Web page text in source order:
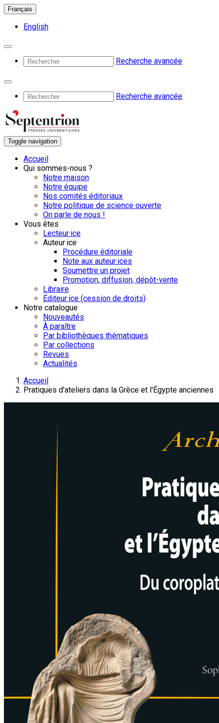
Français
English
Recherche avancée
Recherche avancée
Toggle navigation
Accueil
Qui sommes-nous ?
Notre maison
Notre équipe
Nos comités éditoriaux
Notre politique de science ouverte
On parle de nous !
Vous êtes
Lecteur·ice
Auteur·ice
Procédure éditoriale
Note aux auteur·ices
Soumettre un projet
Promotion, diffusion, dépôt-vente
Libraire
Éditeur·ice (cession de droits)
Notre catalogue
Nouveautés
À paraître
Par bibliothèques thématiques
Par collections
Revues
Actualités
Accueil
Pratiques d'ateliers dans la Grèce et l'Égypte anciennes